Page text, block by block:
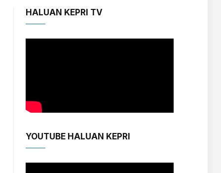
HALUAN KEPRI TV
YOUTUBE HALUAN KEPRI